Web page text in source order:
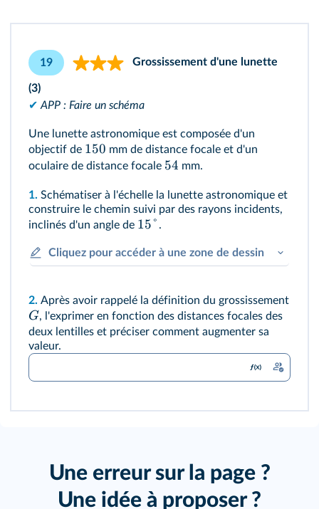
19 Grossissement d'une lunette
(3)
✔ APP : Faire un schéma
Une lunette astronomique est composée d'un
objectif de 150 mm de distance focale et d'un
oculaire de distance focale 54 mm.
1. Schématiser à l'échelle la lunette astronomique et
construire le chemin suivi par des rayons incidents,
inclinés d'un angle de 15° .
Cliquez pour accéder à une zone de dessin
2. Après avoir rappelé la définition du grossissement
G, l'exprimer en fonction des distances focales des
deux lentilles et préciser comment augmenter sa
valeur.
Une erreur sur la page ?
Une idée à proposer ?